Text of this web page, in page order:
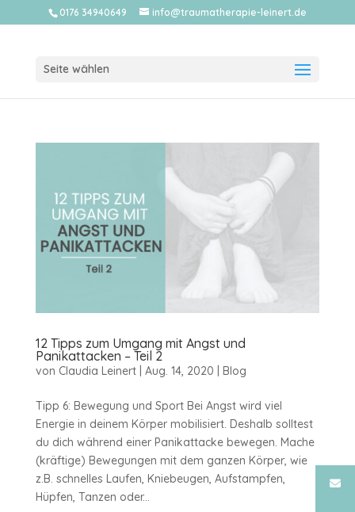
0176 34940649 info@traumatherapie-leinert.de
Seite wählen
12 Tipps zum Umgang mit Angst und
Panikattacken – Teil 2
von Claudia Leinert| Aug. 14, 2020 Blog
Tipp 6: Bewegung und Sport Bei Angst wird viel
Energie in deinem Körper mobilisiert. Deshalb solltest
du dich während einer Panikattacke bewegen. Mache
(kräftige) Bewegungen mit dem ganzen Körper, wie
z.B. schnelles Laufen, Kniebeugen, Aufstampfen,
Hüpfen, Tanzen oder...